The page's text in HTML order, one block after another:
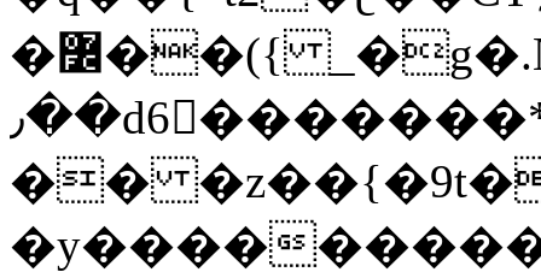
�߼��({ _�g�.Nfӻg����f7z91o^��̤^�>��2�`�:|#dk�{>�>>&�tsw�Nwo�?
٫��d6򆧇�������*��[|^]oo���NW~zz>�X&�u�=K?
��
�y����